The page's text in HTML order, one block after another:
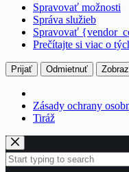
Spravovať možnosti
Správa služieb
Spravovať
Prečítajte si viac o
Prijať Odmietnuť
Zásady ochrany
Tiráž
Skip
to
content